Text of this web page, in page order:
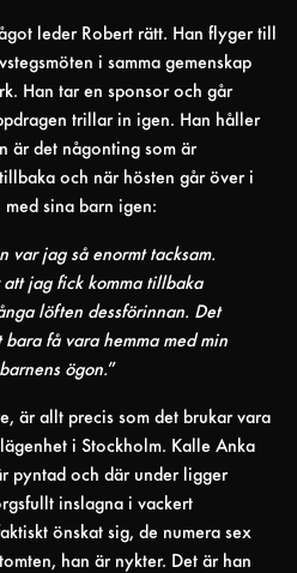
leder Robert rätt. Han flyger till
i samma gemenskap
Han tar en sponsor och går
trillar in igen. Han håller
är det någonting som är
och när hösten går över i
sina barn igen:
var jag så enormt tacksam.
att jag fick komma tillbaka
löften dessförinnan. Det
få vara hemma med min
ögon.”
är allt precis som det brukar vara
i Stockholm. Kalle Anka
pyntad och där under ligger
inslagna i vackert
önskat sig, de numera sex
han är nykter. Det är han